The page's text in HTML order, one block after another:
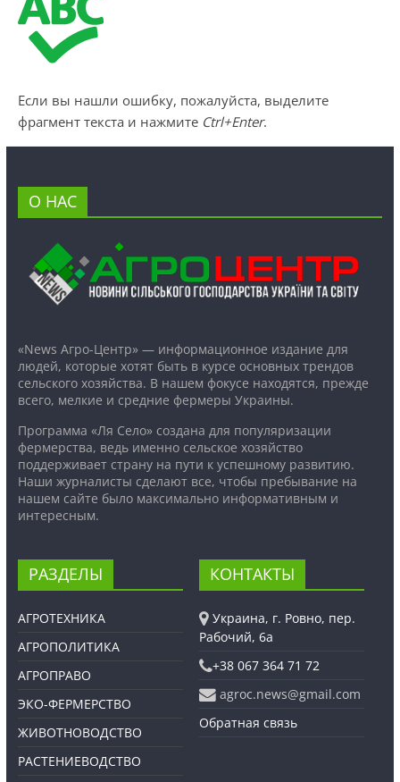
Если вы нашли ошибку, пожалуйста, выделите
фрагмент текста и нажмите Ctrl+Enter.
О НАС
«News Агро-Центр» — информационное издание для
людей, которые хотят быть в курсе основных трендов
сельского хозяйства. В нашем фокусе находятся, прежде
всего, мелкие и средние фермеры Украины.
Программа «Ля Село» создана для популяризации
фермерства, ведь именно сельское хозяйство
поддерживает страну на пути к успешному развитию.
Наши журналисты сделают все, чтобы пребывание на
нашем сайте было максимально информативным и
интересным.
РАЗДЕЛЫ
АГРОТЕХНИКА
АГРОПОЛИТИКА
АГРОПРАВО
ЭКО-ФЕРМЕРСТВО
ЖИВОТНОВОДСТВО
РАСТЕНИЕВОДСТВО
КОНТАКТЫ
Украина, г. Ровно, пер.
Рабочий, 6а
+38 067 364 71 72
agroc.news@gmail.com
Обратная связь